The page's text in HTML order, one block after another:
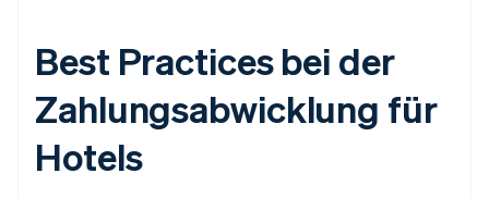
Best Practices bei der
Zahlungsabwicklung für
Hotels